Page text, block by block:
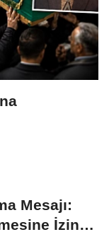
Mesajı:
İzin